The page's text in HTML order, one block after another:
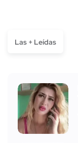
Las + Leídas